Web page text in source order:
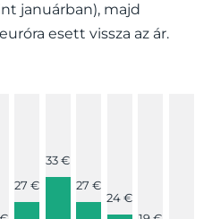
januárban), majd
esett vissza az ár.
27 €
33 €
27 €
24 €